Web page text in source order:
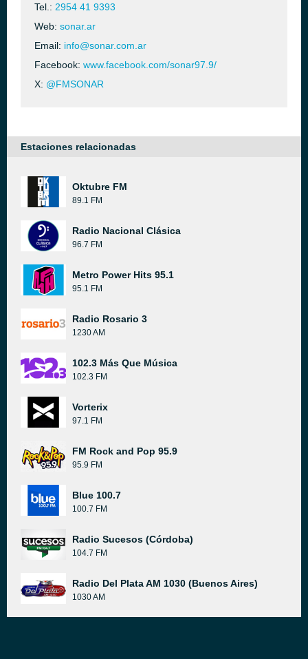
Tel.: 2954 41 9393
Web: sonar.ar
Email: info@sonar.com.ar
Facebook: www.facebook.com/sonar97.9/
X: @FMSONAR
Estaciones relacionadas
Oktubre FM
89.1 FM
Radio Nacional Clásica
96.7 FM
Metro Power Hits 95.1
95.1 FM
Radio Rosario 3
1230 AM
102.3 Más Que Música
102.3 FM
Vorterix
97.1 FM
FM Rock and Pop 95.9
95.9 FM
Blue 100.7
100.7 FM
Radio Sucesos (Córdoba)
104.7 FM
Radio Del Plata AM 1030 (Buenos Aires)
1030 AM